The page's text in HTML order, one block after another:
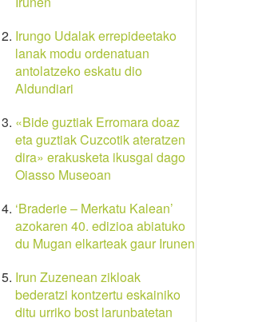
Irungo Udalak errepideetako
lanak modu ordenatuan
antolatzeko eskatu dio
Aldundiari
«Bide guztiak Erromara doaz
eta guztiak Cuzcotik ateratzen
dira» erakusketa ikusgai dago
Oiasso Museoan
‘Braderie – Merkatu Kalean’
azokaren 40. edizioa abiatuko
du Mugan elkarteak gaur Irunen
Irun Zuzenean zikloak
bederatzi kontzertu eskainiko
ditu urriko bost larunbatetan